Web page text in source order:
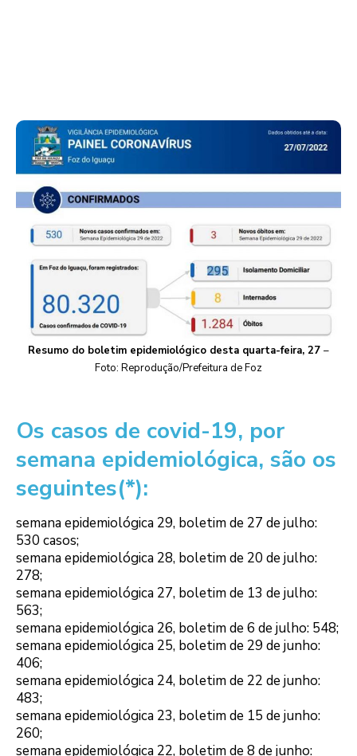
Resumo do boletim epidemiológico desta quarta-feira, 27 –
Foto: Reprodução/Prefeitura de Foz
Os casos de covid-19, por
semana epidemiológica, são os
seguintes(*):
semana epidemiológica 29, boletim de 27 de julho:
530 casos;
semana epidemiológica 28, boletim de 20 de julho:
278;
semana epidemiológica 27, boletim de 13 de julho:
563;
semana epidemiológica 26, boletim de 6 de julho: 548;
semana epidemiológica 25, boletim de 29 de junho:
406;
semana epidemiológica 24, boletim de 22 de junho:
483;
semana epidemiológica 23, boletim de 15 de junho:
260;
semana epidemiológica 22, boletim de 8 de junho: